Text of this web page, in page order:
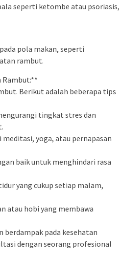
seperti ketombe atau psoriasis,
pola makan, seperti
rambut.
Rambut:**
Berikut adalah beberapa tips
tingkat stres dan
yoga, atau pernapasan
baik untuk menghindari rasa
yang cukup setiap malam,
atau hobi yang membawa
pada kesehatan
dengan seorang profesional